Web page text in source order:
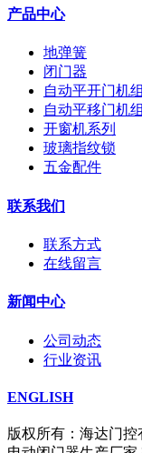
产品中心
地弹簧
闭门器
自动平开门机组
自动平移门机组
开窗机系列
玻璃指纹锁
五金配件
联系我们
联系方式
在线留言
新闻中心
公司动态
行业资讯
ENGLISH
版权所有：海达门控